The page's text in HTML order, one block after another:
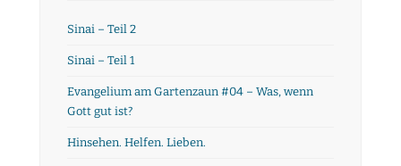
Sinai – Teil 2
Sinai – Teil 1
Evangelium am Gartenzaun #04 – Was, wenn
Gott gut ist?
Hinsehen. Helfen. Lieben.